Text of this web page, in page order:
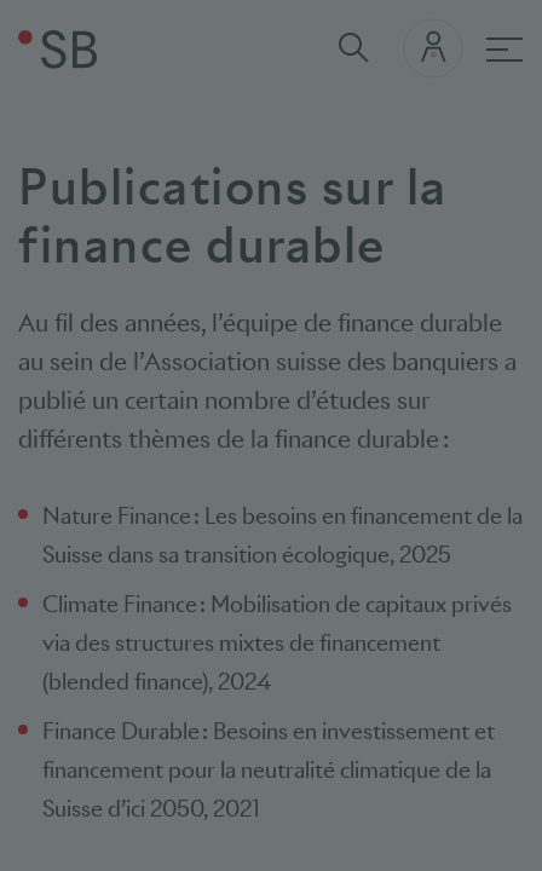
Publications sur la
finance durable
Au fil des années, l’équipe de finance durable
au sein de l’Association suisse des banquiers a
publié un certain nombre d’études sur
différents thèmes de la finance durable :
Nature Finance : Les besoins en financement de la
Suisse dans sa transition écologique, 2025
Climate Finance : Mobilisation de capitaux privés
via des structures mixtes de financement
(blended finance), 2024
Finance Durable : Besoins en investissement et
financement pour la neutralité climatique de la
Suisse d’ici 2050, 2021